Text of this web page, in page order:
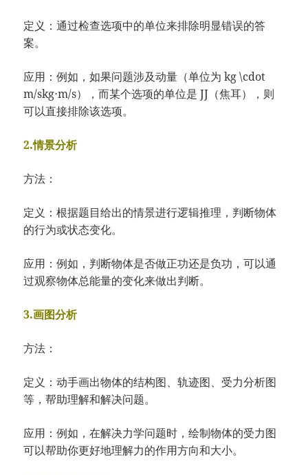
定义：通过检查选项中的单位来排除明显错误的答
案。
应用：例如，如果问题涉及动量（单位为 kg \cdot
m/skg⋅m/s），而某个选项的单位是 JJ（焦耳），则
可以直接排除该选项。
2.情景分析
方法：
定义：根据题目给出的情景进行逻辑推理，判断物体
的行为或状态变化。
应用：例如，判断物体是否做正功还是负功，可以通
过观察物体总能量的变化来做出判断。
3.画图分析
方法：
定义：动手画出物体的结构图、轨迹图、受力分析图
等，帮助理解和解决问题。
应用：例如，在解决力学问题时，绘制物体的受力图
可以帮助你更好地理解力的作用方向和大小。